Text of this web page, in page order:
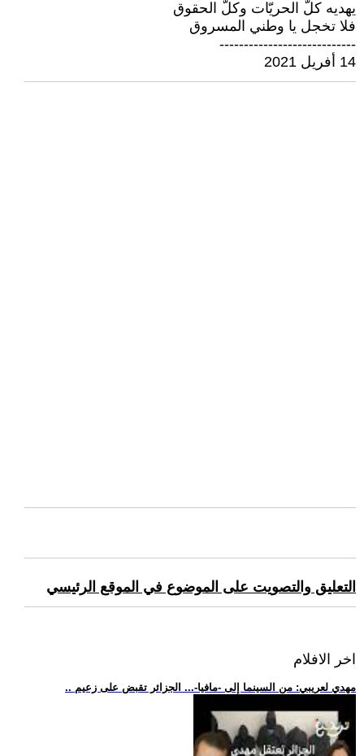
يهديه كلّ الحريّات وكلّ الحقوق
فلا تخجل يا وطني المسروق
----------------------------
التعليق والتصويت على الموضوع في الموقع الرئيسي
اخر الافلام
.. مهدي لعريبي: من السينما إلى -مافيا-... الجزائر تقبض على زعيم